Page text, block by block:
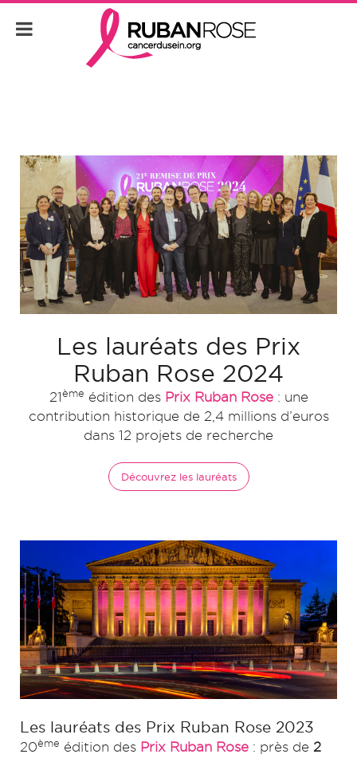
Les lauréats des Prix
Ruban Rose 2024
21ème édition des Prix Ruban Rose: une
contribution historique de 2,4 millions d’euros
dans 12 projets de recherche
Découvrez les lauréats
Les lauréats des Prix Ruban Rose 2023
20ème édition des Prix Ruban Rose : près de 2